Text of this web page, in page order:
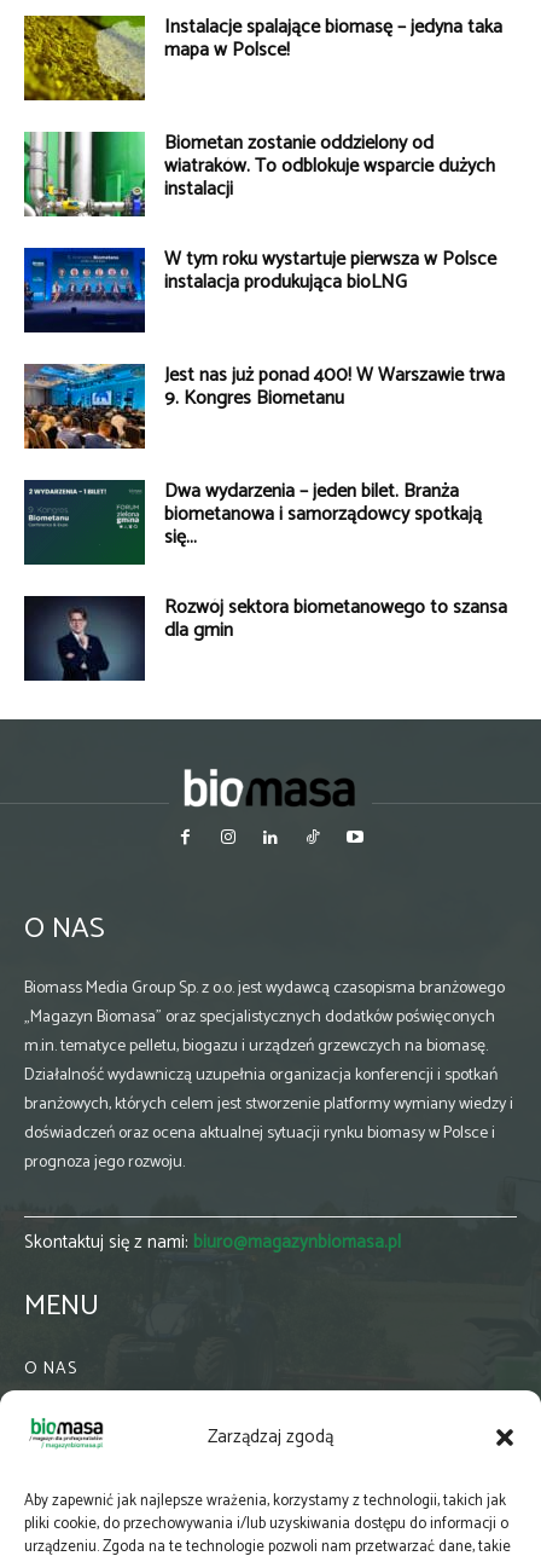
Zarządzaj zgodą
Aby zapewnić jak najlepsze wrażenia, korzystamy z technologii, takich jak
pliki cookie, do przechowywania i/lub uzyskiwania dostępu do informacji o
urządzeniu. Zgoda na te technologie pozwoli nam przetwarzać dane, takie
Instalacje spalające biomasę – jedyna taka
mapa w Polsce!
Biometan zostanie oddzielony od
wiatraków. To odblokuje wsparcie dużych
instalacji
W tym roku wystartuje pierwsza w Polsce
instalacja produkująca bioLNG
Jest nas już ponad 400! W Warszawie trwa
9. Kongres Biometanu
Dwa wydarzenia – jeden bilet. Branża
biometanowa i samorządowcy spotkają
się...
Rozwój sektora biometanowego to szansa
dla gmin
O NAS
Biomass Media Group Sp. z o.o. jest wydawcą czasopisma branżowego
„Magazyn Biomasa” oraz specjalistycznych dodatków poświęconych
m.in. tematyce pelletu, biogazu i urządzeń grzewczych na biomasę.
Działalność wydawniczą uzupełnia organizacja konferencji i spotkań
branżowych, których celem jest stworzenie platformy wymiany wiedzy i
doświadczeń oraz ocena aktualnej sytuacji rynku biomasy w Polsce i
prognoza jego rozwoju.
Skontaktuj się z nami: biuro@magazynbiomasa.pl
MENU
O NAS
WSPÓŁPRACA
PRENUMERATA
NEWSLETTER